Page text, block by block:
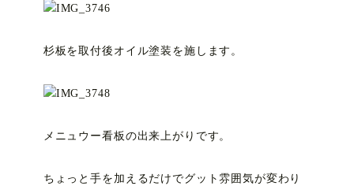
杉板を取付後オイル塗装を施します。
メニュウー看板の出来上がりです。
ちょっと手を加えるだけでグット雰囲気が変わり